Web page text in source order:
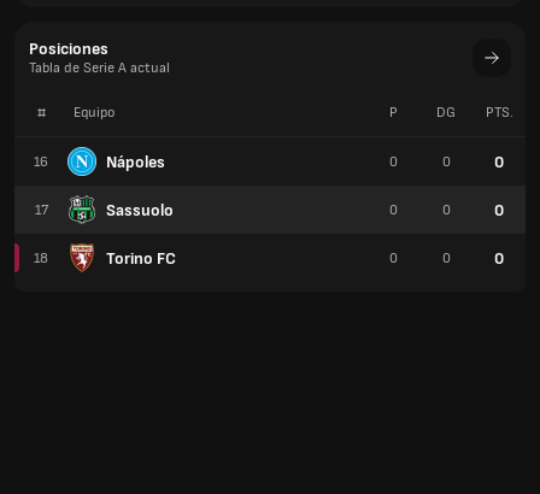
Posiciones
Tabla de Serie A actual
# Equipo
16 Nápoles
17 Sassuolo
18 Torino FC
P DG PTS.
0 0 0
0 0 0
0 0 0